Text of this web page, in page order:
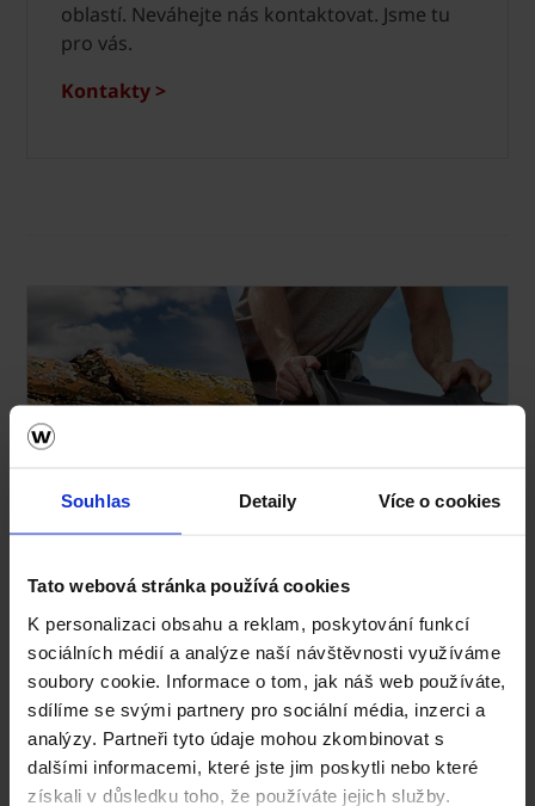
Souhlas Detaily Více o cookies
Tato webová stránka používá cookies
K personalizaci obsahu a reklam, poskytování funkcí
sociálních médií a analýze naší návštěvnosti využíváme
soubory cookie. Informace o tom, jak náš web používáte,
sdílíme se svými partnery pro sociální média, inzerci a
analýzy. Partneři tyto údaje mohou zkombinovat s
dalšími informacemi, které jste jim poskytli nebo které
získali v důsledku toho, že používáte jejich služby.
oblastí. Neváhejte nás kontaktovat. Jsme tu
pro vás.
Kontakty >